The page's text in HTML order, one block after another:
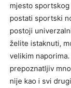
mjesto sportskog
postati sportski
postoji
želite istaknuti,
velikim
prepoznatljiv
nije kao i svi